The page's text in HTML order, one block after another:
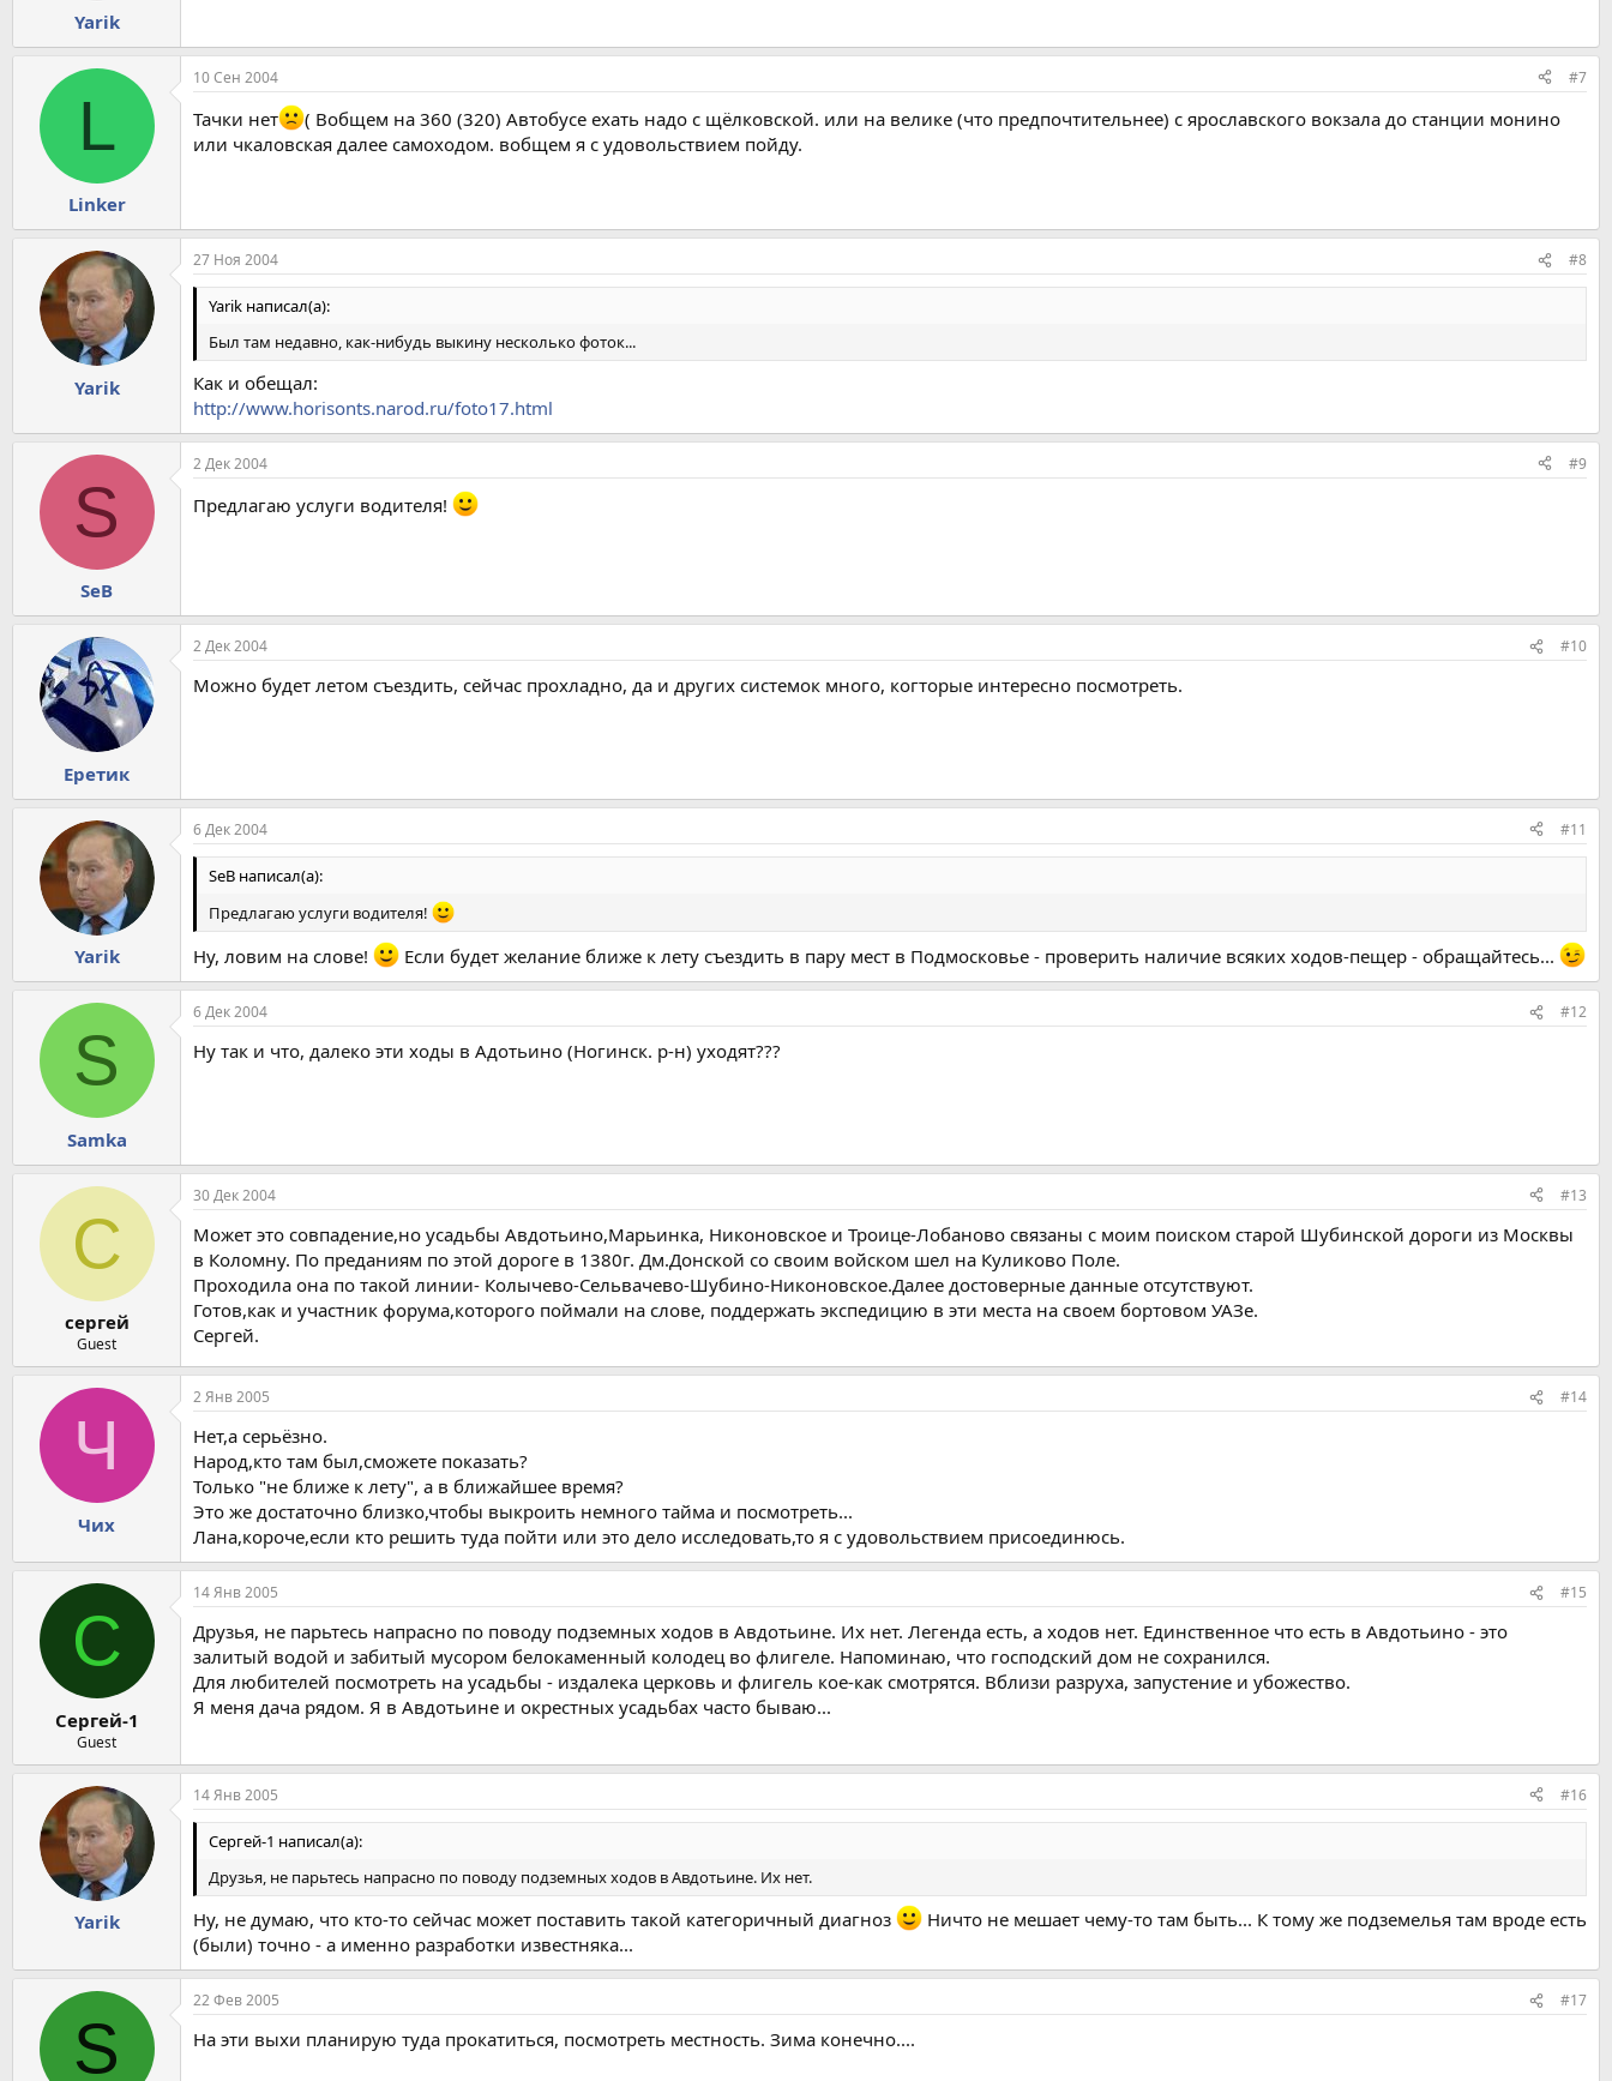
Yarik
L
Linker
10 Сен 2004 #7
Тачки нет
( Вобщем на 360 (320) Автобусе ехать надо с щёлковской. или на велике (что предпочтительнее) с ярославского вокзала до станции монино
или чкаловская далее самоходом. вобщем я с удовольствием пойду.
Yarik
27 Ноя 2004 #8
Yarik написал(а):
Был там недавно, как-нибудь выкину несколько фоток...
Как и обещал:
http://www.horisonts.narod.ru/foto17.html
S
SeB
2 Дек 2004 #9
Предлагаю услуги водителя!
Еретик
2 Дек 2004 #10
Можно будет летом съездить, сейчас прохладно, да и других системок много, когторые интересно посмотреть.
Yarik
6 Дек 2004 #11
SeB написал(а):
Предлагаю услуги водителя!
Ну, ловим на слове! Если будет желание ближе к лету съездить в пару мест в Подмосковье - проверить наличие всяких ходов-пещер - обращайтесь...
S
Samka
6 Дек 2004 #12
Ну так и что, далеко эти ходы в Адотьино (Ногинск. р-н) уходят???
С
сергей
Guest
30 Дек 2004 #13
Может это совпадение,но усадьбы Авдотьино,Марьинка, Никоновское и Троице-Лобаново связаны с моим поиском старой Шубинской дороги из Москвы
в Коломну. По преданиям по этой дороге в 1380г. Дм.Донской со своим войском шел на Куликово Поле.
Проходила она по такой линии- Колычево-Сельвачево-Шубино-Никоновское.Далее достоверные данные отсутствуют.
Готов,как и участник форума,которого поймали на слове, поддержать экспедицию в эти места на своем бортовом УАЗе.
Сергей.
Ч
Чих
2 Янв 2005 #14
Нет,а серьёзно.
Народ,кто там был,сможете показать?
Только "не ближе к лету", а в ближайшее время?
Это же достаточно близко,чтобы выкроить немного тайма и посмотреть...
Лана,короче,если кто решить туда пойти или это дело исследовать,то я с удовольствием присоединюсь.
С
Сергей-1
Guest
14 Янв 2005 #15
Друзья, не парьтесь напрасно по поводу подземных ходов в Авдотьине. Их нет. Легенда есть, а ходов нет. Единственное что есть в Авдотьино - это
залитый водой и забитый мусором белокаменный колодец во флигеле. Напоминаю, что господский дом не сохранился.
Для любителей посмотреть на усадьбы - издалека церковь и флигель кое-как смотрятся. Вблизи разруха, запустение и убожество.
Я меня дача рядом. Я в Авдотьине и окрестных усадьбах часто бываю...
Yarik
14 Янв 2005 #16
Сергей-1 написал(а):
Друзья, не парьтесь напрасно по поводу подземных ходов в Авдотьине. Их нет.
Ну, не думаю, что кто-то сейчас может поставить такой категоричный диагноз
Ничто не мешает чему-то там быть... К тому же подземелья там вроде есть
(были) точно - а именно разработки известняка...
S
22 Фев 2005 #17
На эти выхи планирую туда прокатиться, посмотреть местность. Зима конечно....